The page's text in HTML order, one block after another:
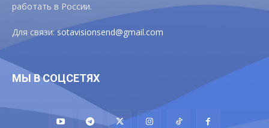
работать в России.
Для связи:sotavisionsend@gmail.com
МЫ В СОЦСЕТЯХ